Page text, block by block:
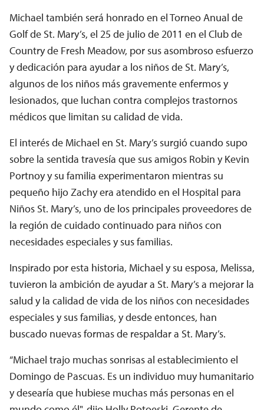
Michael también será honrado en el Torneo Anual de
Golf de St. Mary’s, el 25 de julio de 2011 en el Club de
Country de Fresh Meadow, por sus asombroso esfuerzo
y dedicación para ayudar a los niños de St. Mary’s,
algunos de los niños más gravemente enfermos y
lesionados, que luchan contra complejos trastornos
médicos que limitan su calidad de vida.
El interés de Michael en St. Mary’s surgió cuando supo
sobre la sentida travesía que sus amigos Robin y Kevin
Portnoy y su familia experimentaron mientras su
pequeño hijo Zachy era atendido en el Hospital para
Niños St. Mary’s, uno de los principales proveedores de
la región de cuidado continuado para niños con
necesidades especiales y sus familias.
Inspirado por esta historia, Michael y su esposa, Melissa,
tuvieron la ambición de ayudar a St. Mary’s a mejorar la
salud y la calidad de vida de los niños con necesidades
especiales y sus familias, y desde entonces, han
buscado nuevas formas de respaldar a St. Mary’s.
“Michael trajo muchas sonrisas al establecimiento el
Domingo de Pascuas. Es un individuo muy humanitario
y desearía que hubiese muchas más personas en el